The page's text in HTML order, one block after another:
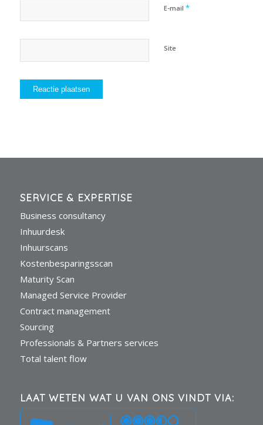
E-mail *
Site
SERVICE & EXPERTISE
Business consultancy
Inhuurdesk
Inhuurscans
Kostenbesparingsscan
Maturity Scan
Managed Service Provider
Contract management
Sourcing
Professionals & Partners services
Total talent flow
LAAT WETEN WAT U VAN ONS VINDT VIA: